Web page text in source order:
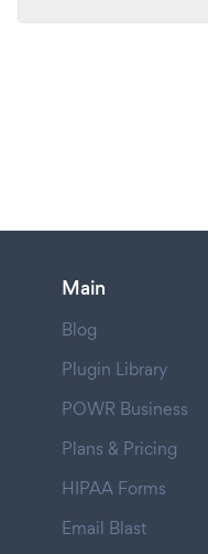
Main
Blog
Plugin Library
POWR Business
Plans & Pricing
HIPAA Forms
Email Blast